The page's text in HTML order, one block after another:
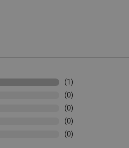
(1)
(0)
(0)
(0)
(0)